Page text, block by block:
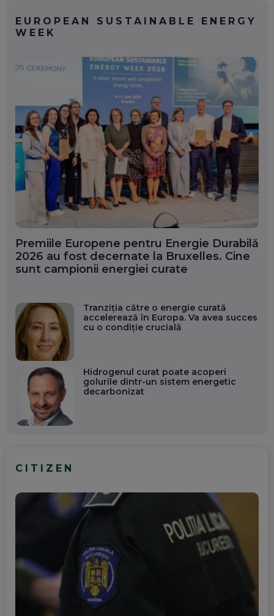
EUROPEAN SUSTAINABLE ENERGY
WEEK
Premiile Europene pentru Energie Durabilă
2026 au fost decernate la Bruxelles. Cine
sunt campionii energiei curate
Tranziția către o energie curată
accelerează în Europa. Va avea succes
cu o condiție crucială
Hidrogenul curat poate acoperi
golurile dintr-un sistem energetic
decarbonizat
CITIZEN